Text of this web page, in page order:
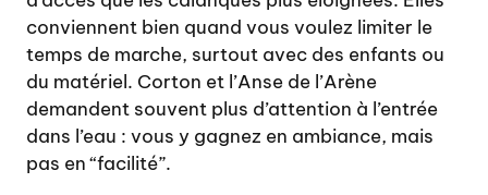
conviennent bien quand vous voulez limiter le
temps de marche, surtout avec des enfants ou
du matériel. Corton et l’Anse de l’Arène
demandent souvent plus d’attention à l’entrée
dans l’eau : vous y gagnez en ambiance, mais
pas en “facilité”.